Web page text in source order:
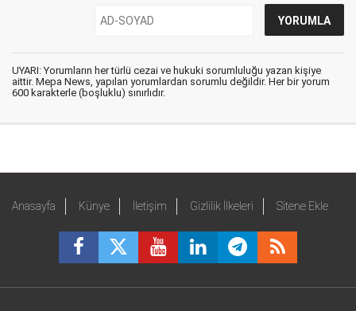
UYARI: Yorumların her türlü cezai ve hukuki sorumluluğu yazan kişiye
aittir. Mepa News, yapılan yorumlardan sorumlu değildir. Her bir yorum
600 karakterle (boşluklu) sınırlıdır.
Anasayfa Künye İletişim Gizlilik İlkeleri Sitene Ekle